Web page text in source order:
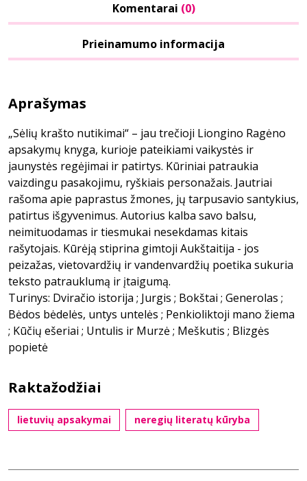
Komentarai (0)
Prieinamumo informacija
Aprašymas
„Sėlių krašto nutikimai“ – jau trečioji Liongino Ragėno
apsakymų knyga, kurioje pateikiami vaikystės ir
jaunystės regėjimai ir patirtys. Kūriniai patraukia
vaizdingu pasakojimu, ryškiais personažais. Jautriai
rašoma apie paprastus žmones, jų tarpusavio santykius,
patirtus išgyvenimus. Autorius kalba savo balsu,
neimituodamas ir tiesmukai nesekdamas kitais
rašytojais. Kūrėją stiprina gimtoji Aukštaitija - jos
peizažas, vietovardžių ir vandenvardžių poetika sukuria
teksto patrauklumą ir įtaigumą.
Turinys: Dviračio istorija ; Jurgis ; Bokštai ; Generolas ;
Bėdos bėdelės, untys untelės ; Penkioliktoji mano žiema
; Kūčių ešeriai ; Untulis ir Murzė ; Meškutis ; Blizgės
popietė
Raktažodžiai
lietuvių apsakymai neregių literatų kūryba